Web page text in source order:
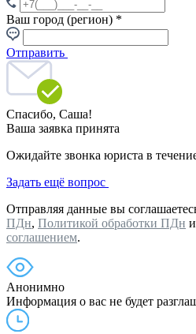
Ваш город (регион) *
Отправить
Спасибо, Саша!
Ваша заявка принята
Ожидайте звонка юриста в
Задать ещё вопрос
Отправляя данные вы
ПДн, Политикой обработки ПДн и
соглашением.
Анонимно
Информация о вас не будет